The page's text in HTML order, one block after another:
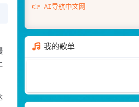
👉 AI导航中文网
我的歌单